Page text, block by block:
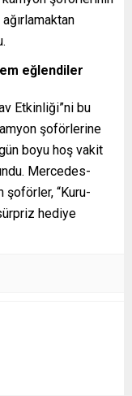
eğlendiler
Etkinliği”ni bu
şoförlerine
boyu hoş vakit
Mercedes-
şoförler, “Kuru-
hediye